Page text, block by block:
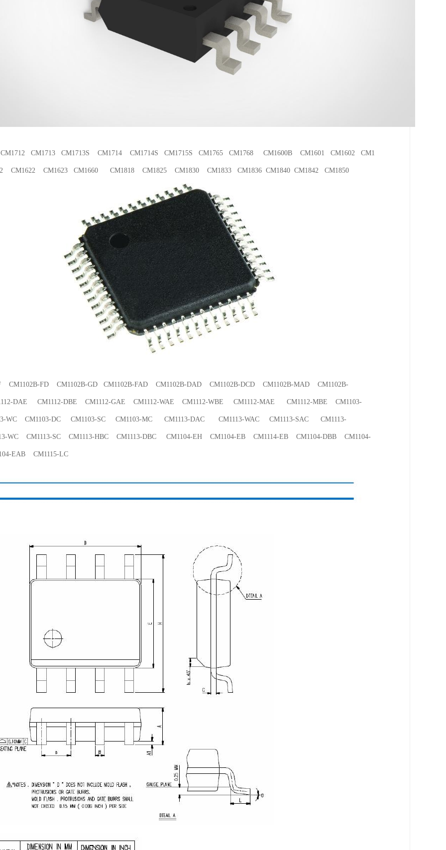
CM1713 CM1713S CM1714 CM1714S CM1715S CM1765 CM1768 CM1600B CM1601 CM1602 CM1
CM1622 CM1623 CM1660 CM1818 CM1825 CM1830 CM1833 CM1836 CM1840 CM1842 CM1850
CM1102B-FD CM1102B-GD CM1102B-FAD CM1102B-DAD CM1102B-DCD CM1102B-MAD CM1102B-
DAE CM1112-DBE CM1112-GAE CM1112-WAE CM1112-WBE CM1112-MAE CM1112-MBE CM1103-
WC CM1103-DC CM1103-SC CM1103-MC CM1113-DAC CM1113-WAC CM1113-SAC CM1113-
WC CM1113-SC CM1113-HBC CM1113-DBC CM1104-EH CM1104-EB CM1114-EB CM1104-DBB CM1104-
EAB CM1115-LC